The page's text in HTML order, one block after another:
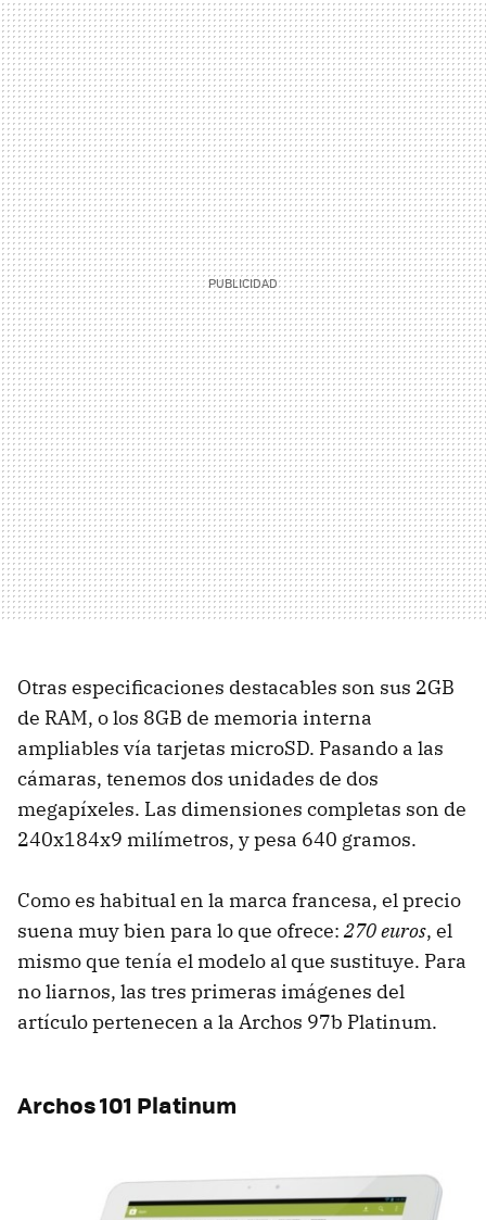
Otras especificaciones destacables son sus 2GB
de RAM, o los 8GB de memoria interna
ampliables vía tarjetas microSD. Pasando a las
cámaras, tenemos dos unidades de dos
megapíxeles. Las dimensiones completas son de
240x184x9 milímetros, y pesa 640 gramos.
Como es habitual en la marca francesa, el precio
suena muy bien para lo que ofrece:270 euros, el
mismo que tenía el modelo al que sustituye. Para
no liarnos, las tres primeras imágenes del
artículo pertenecen a la Archos 97b Platinum.
Archos 101 Platinum